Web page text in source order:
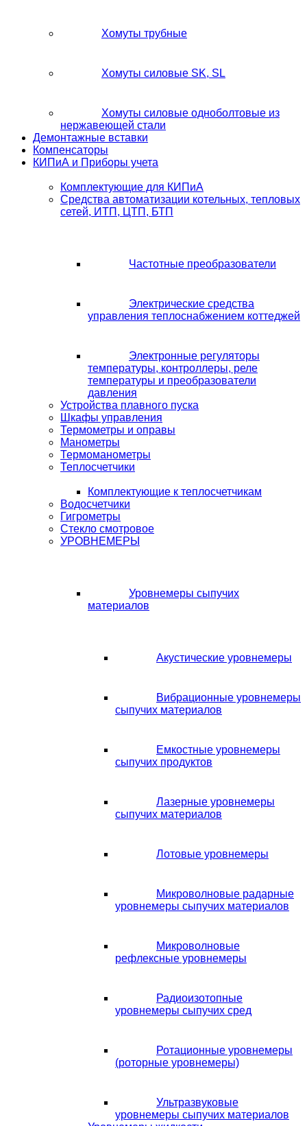
Хомуты трубные
Хомуты силовые SK, SL
Хомуты силовые одноболтовые из
нержавеющей стали
Демонтажные вставки
Компенсаторы
КИПиА и Приборы учета
Комплектующие для КИПиА
Средства автоматизации котельных, тепловых
сетей, ИТП, ЦТП, БТП
Частотные преобразователи
Электрические средства
управления теплоснабжением коттеджей
Электронные регуляторы
температуры, контроллеры, реле
температуры и преобразователи
давления
Устройства плавного пуска
Шкафы управления
Термометры и оправы
Манометры
Термоманометры
Теплосчетчики
Комплектующие к теплосчетчикам
Водосчетчики
Гигрометры
Стекло смотровое
УРОВНЕМЕРЫ
Уровнемеры сыпучих
материалов
Акустические уровнемеры
Вибрационные уровнемеры
сыпучих материалов
Емкостные уровнемеры
сыпучих продуктов
Лазерные уровнемеры
сыпучих материалов
Лотовые уровнемеры
Микроволновые радарные
уровнемеры сыпучих материалов
Микроволновые
рефлексные уровнемеры
Радиоизотопные
уровнемеры сыпучих сред
Ротационные уровнемеры
(роторные уровнемеры)
Ультразвуковые
уровнемеры сыпучих материалов